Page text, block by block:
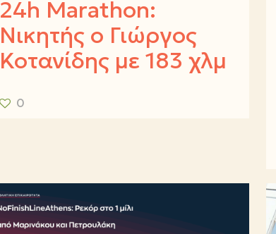
24h Marathon:
Νικητής ο Γιώργος
Κοτανίδης με 183 χλμ
0